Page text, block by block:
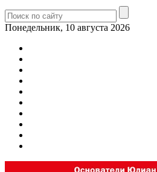
Понедельник, 10 августа 2026